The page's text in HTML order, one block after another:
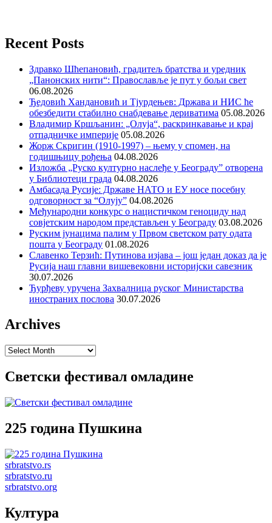
Recent Posts
Здравко Шћепановић, градитељ братства и уредник
„Панонских нити“: Православље је пут у бољи свет
06.08.2026
Ђедовић Хандановић и Тјурдењев: Држава и НИС ће
обезбедити стабилно снабдевање дериватима 05.08.2026
Владимир Кршљанин: „Олуја“, раскринкавање и крај
отпадничке империје 05.08.2026
Жорж Скригин (1910-1997) – њему у спомен, на
годишњицу рођења 04.08.2026
Изложба „Руско културно наслеђе у Београду” отворена
у Библиотеци града 04.08.2026
Амбасада Русије: Државе НАТО и ЕУ носе посебну
одговорност за “Олују” 04.08.2026
Међународни конкурс о нацистичком геноциду над
совјетским народом представљен у Београду 03.08.2026
Руским јунацима палим у Првом светском рату одата
пошта у Београду 01.08.2026
Славенко Терзић: Путинова изјава – још један доказ да је
Русија наш главни вишевековни историјски савезник
30.07.2026
Ђурђеву уручена Захвалница руског Министарства
иностраних послова 30.07.2026
Archives
Archives
Светски фестивал омладине
225 година Пушкина
srbratstvo.rs
srbratstvo.ru
srbratstvo.org
Култура